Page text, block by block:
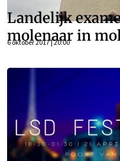
Landelijk
molenaar in
6 oktober 2017 | 20:00